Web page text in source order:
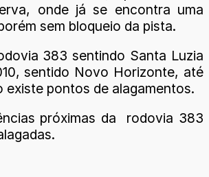
onde já se encontra uma
sem bloqueio da pista.
383 sentindo Santa Luzia
sentido Novo Horizonte, até
existe pontos de alagamentos.
próximas da rodovia 383